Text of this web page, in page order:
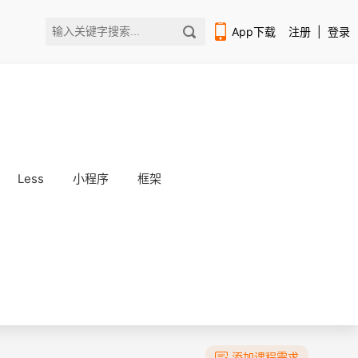
App下载 注册 登录
Less 小程序 框架